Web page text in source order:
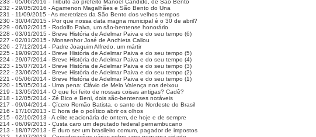
- 05/06/2016 - Tributo ao prefeito Manoel Cândido, de São Bento
- 29/05/2016 - Agamenon Magalhães e São Bento do Una
- 11/09/2015 - As meretrizes da São Bento dos velhos tempos
- 30/04/2015 - Por que nossa data magna municipal é o 30 de abril?
- 06/02/2015 - Rodolfo Paiva, um são-bentense honorário
- 03/01/2015 - Breve História de Adelmar Paiva e do seu tempo (6)
- 02/01/2015 - Monsenhor José de Anchieta Callou
- 27/12/2014 - Padre Joaquim Alfredo, um mártir
- 19/09/2014 - Breve História de Adelmar Paiva e do seu tempo (5)
- 29/07/2014 - Breve História de Adelmar Paiva e do seu tempo (4)
- 15/07/2014 - Breve História de Adelmar Paiva e do seu tempo (3)
- 23/06/2014 - Breve História de Adelmar Paiva e do seu tempo (2)
- 05/06/2014 - Breve História de Adelmar Paiva e do seu tempo (1)
- 15/05/2014 - Uma pena: Clávio de Melo Valença nos deixou
- 13/05/2014 - O que foi feito de nossas coisas antigas? Cadê?
- 12/05/2014 - Zé Bico e Beni, dois são-bentenses notáveis
- 09/04/2014 - Cícero Romão Batista, o santo do Nordeste do Brasil
- 17/10/2013 - É hora de o político abrir os olhos
- 02/10/2013 - A elite reacionária de ontem, de hoje e de sempre
- 06/09/2013 - Custa caro um deputado federal pernambucano
- 18/07/2013 - É duro ser um brasileiro comum, pagador de impostos